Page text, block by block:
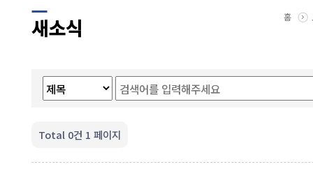
새소식 홈
Total 0건 1 페이지